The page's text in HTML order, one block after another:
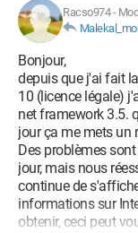
Racso974-
Bonjour,
depuis que j'ai fait
10 (licence légale)
net framework 3.5.
jour ça me mets un
Des problèmes
jour, mais nous
continue de
informations sur
obtenir, ceci peut